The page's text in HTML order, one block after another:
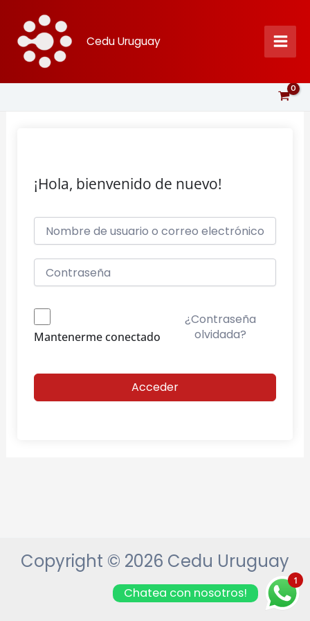
contenido
Cedu Uruguay
¡Hola, bienvenido de nuevo!
Mantenerme conectado
¿Contraseña
olvidada?
Acceder
Copyright © 2026 Cedu Uruguay
1
Chatea con nosotros!